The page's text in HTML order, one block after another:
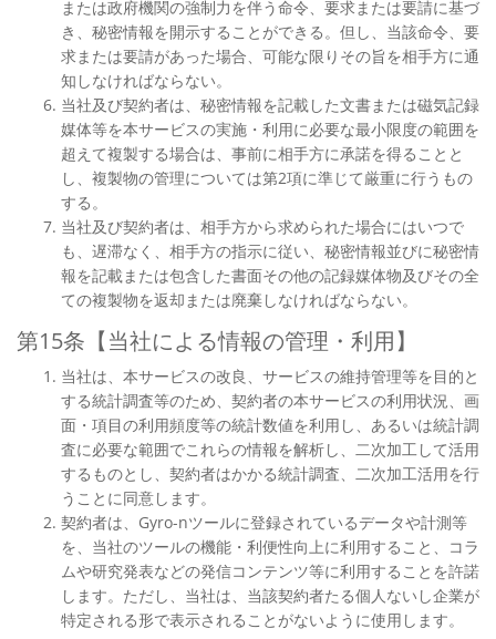
または政府機関の強制力を伴う命令、要求または要請に基づ
き、秘密情報を開示することができる。但し、当該命令、要
求または要請があった場合、可能な限りその旨を相手方に通
知しなければならない。
当社及び契約者は、秘密情報を記載した文書または磁気記録
媒体等を本サービスの実施・利用に必要な最小限度の範囲を
超えて複製する場合は、事前に相手方に承諾を得ることと
し、複製物の管理については第2項に準じて厳重に行うもの
する。
当社及び契約者は、相手方から求められた場合にはいつで
も、遅滞なく、相手方の指示に従い、秘密情報並びに秘密情
報を記載または包含した書面その他の記録媒体物及びその全
ての複製物を返却または廃棄しなければならない。
第15条【当社による情報の管理・利用】
当社は、本サービスの改良、サービスの維持管理等を目的と
する統計調査等のため、契約者の本サービスの利用状況、画
面・項目の利用頻度等の統計数値を利用し、あるいは統計調
査に必要な範囲でこれらの情報を解析し、二次加工して活用
するものとし、契約者はかかる統計調査、二次加工活用を行
うことに同意します。
契約者は、Gyro-nツールに登録されているデータや計測等
を、当社のツールの機能・利便性向上に利用すること、コラ
ムや研究発表などの発信コンテンツ等に利用することを許諾
します。ただし、当社は、当該契約者たる個人ないし企業が
特定される形で表示されることがないように使用します。